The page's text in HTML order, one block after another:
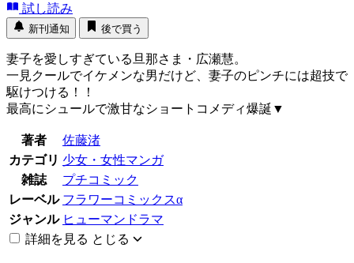
試し読み
新刊通知 後で買う
妻子を愛しすぎている旦那さま・広瀬慧。
一見クールでイケメンな男だけど、妻子のピンチには超技で
駆けつける！！
最高にシュールで激甘なショートコメディ爆誕▼
著者
佐藤渚
カテゴリ 少女・女性マンガ
雑誌
プチコミック
レーベル フラワーコミックスα
ジャンル ヒューマンドラマ
詳細を見る とじる